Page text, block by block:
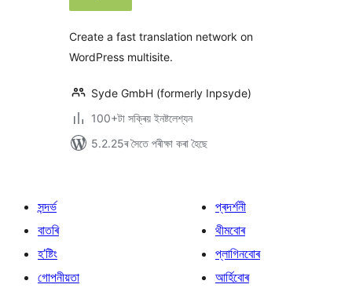
Create a fast translation network on
WordPress multisite.
Syde GmbH (formerly Inpsyde)
100+টা সক্ৰিয় ইনষ্টলেশ্যন
5.2.25ৰ সৈতে পৰীক্ষা কৰা হৈছে
সন্দৰ্ভ
বাতৰি
হ’ষ্টিং
গোপনীয়তা
প্ৰদৰ্শনী
থীমবোৰ
প্লাগিনবোৰ
আৰ্হিবোৰ